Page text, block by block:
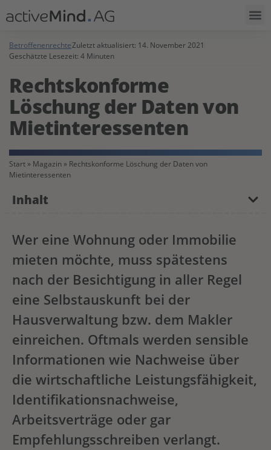
BetroffenenrechteZuletzt aktualisiert: 14. November 2021
Geschätzte Lesezeit: 4 Minuten
Rechtskonforme
Löschung der Daten von
Mietinteressenten
Start » Magazin » Rechtskonforme Löschung der Daten von
Mietinteressenten
Inhalt
Wer eine Wohnung oder Immobilie
mieten möchte, muss spätestens
nach der Besichtigung in aller Regel
eine Selbstauskunft bei der
Hausverwaltung bzw. dem Makler
einreichen. Oftmals werden sensible
Informationen wie Nachweise über
die wirtschaftliche Leistungsfähigkeit,
Identifikationsnachweise,
Arbeitsverträge oder gar
Empfehlungsschreiben verlangt.